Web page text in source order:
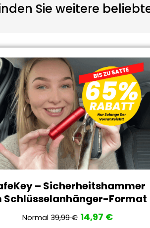
Sie weitere
– Sicherheitshammer
Schlüsselanhänger-Format
Normal 39,99 € 14,97 €